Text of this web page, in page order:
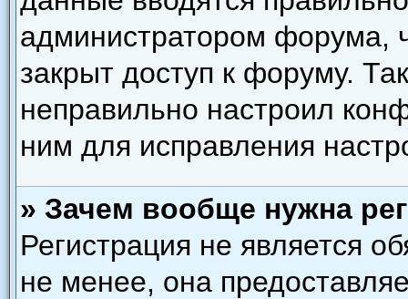
администратором форума,
закрыт доступ к форуму.
неправильно настроил
ним для исправления
» Зачем вообще нужна
Регистрация не является
не менее, она